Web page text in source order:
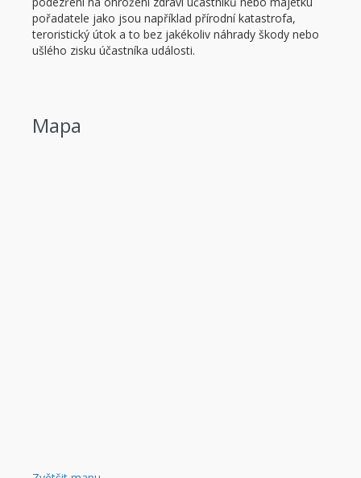
pořadatele jako jsou například přírodní katastrofa,
teroristický útok a to bez jakékoliv náhrady škody nebo
ušlého zisku účastníka události.
Mapa